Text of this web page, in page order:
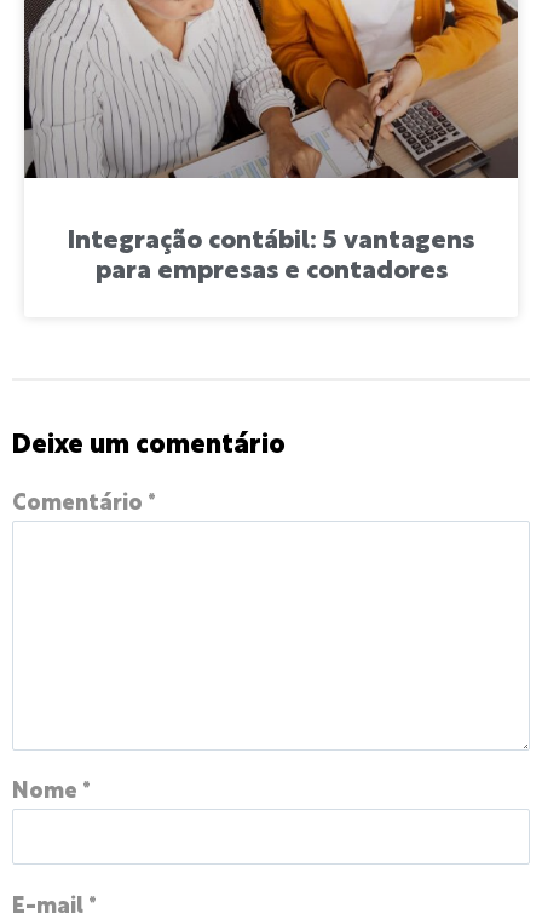
Integração contábil: 5 vantagens
para empresas e contadores
Deixe um comentário
Comentário *
Nome *
E-mail *